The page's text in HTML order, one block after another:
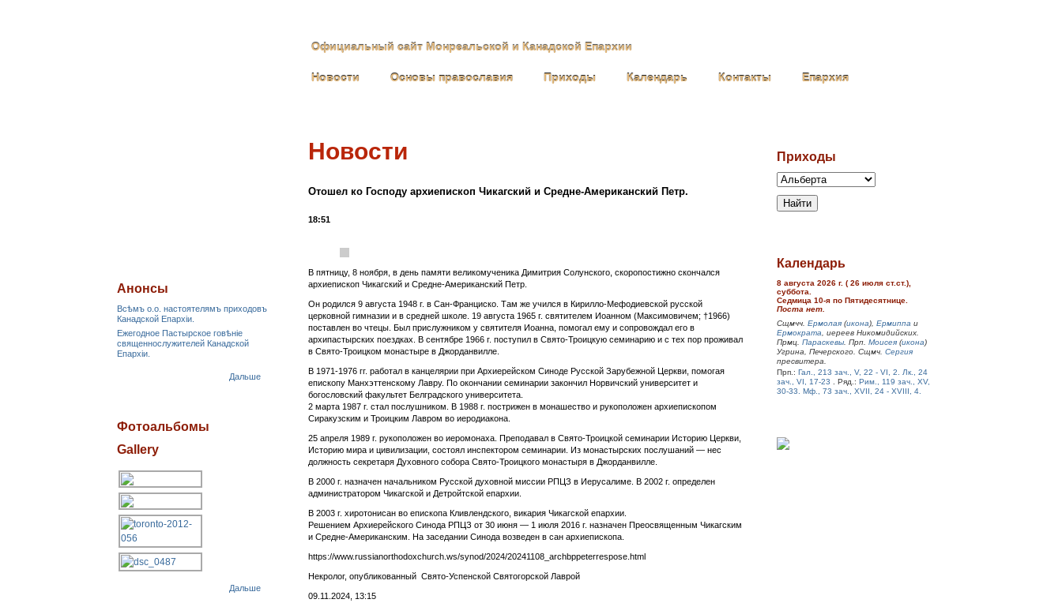
Официальный сайт Монреальской и Канадской Епархии
Новости Основы православия Приходы Календарь Контакты Епархия
Приходы
Календарь
8 августа 2026 г. ( 26 июля ст.ст.),
суббота.
Седмица 10-я по Пятидесятнице.
Поста нет.
Сщмчч. Ермолая (икона), Ермиппа и
Ермократа , иереев Никомидийских.
Прмц. Параскевы . Прп. Моисея (икона)
Угрина, Печерского. Сщмч. Сергия
пресвитера.
Прп.: Гал., 213 зач., V, 22 - VI, 2.
Лк., 24
зач., VI, 17-23
. Ряд.: Рим., 119 зач., XV,
30-33.
Мф., 73 зач., XVII, 24 - XVIII, 4.
Новости
Отошел ко Господу архиепископ Чикагский и Средне-Американский Петр.
18:51
В пятницу, 8 ноября, в день памяти великомученика Димитрия Солунского, скоропостижно скончался
архиепископ Чикагский и Средне-Американский Петр.
Он родился 9 августа 1948 г. в Сан-Франциско. Там же учился в Кирилло-Мефодиевской русской
церковной гимназии и в средней школе. 19 августа 1965 г. святителем Иоанном (Максимовичем; †1966)
поставлен во чтецы. Был прислужником у святителя Иоанна, помогал ему и сопровождал его в
архипастырских поездках. В сентябре 1966 г. поступил в Свято-Троицкую семинарию и с тех пор проживал
в Свято-Троицком монастыре в Джорданвилле.
В 1971-1976 гг. работал в канцелярии при Архиерейском Синоде Русской Зарубежной Церкви, помогая
епископу Манхэттенскому Лавру. По окончании семинарии закончил Норвичский университет и
богословский факультет Белградского университета.
2 марта 1987 г. стал послушником. В 1988 г. пострижен в монашество и рукоположен архиепископом
Сиракузским и Троицким Лавром во иеродиакона.
25 апреля 1989 г. рукоположен во иеромонаха. Преподавал в Свято-Троицкой семинарии Историю Церкви,
Историю мира и цивилизации, состоял инспектором семинарии. Из монастырских послушаний — нес
должность секретаря Духовного собора Свято-Троицкого монастыря в Джорданвилле.
В 2000 г. назначен начальником Русской духовной миссии РПЦЗ в Иерусалиме. В 2002 г. определен
администратором Чикагской и Детройтской епархии.
В 2003 г. хиротонисан во епископа Кливлендского, викария Чикагской епархии.
Решением Архиерейского Синода РПЦЗ от 30 июня — 1 июля 2016 г. назначен Преосвященным Чикагским
и Средне-Американским. На заседании Синода возведен в сан архиепископа.
https://www.russianorthodoxchurch.ws/synod/2024/20241108_archbppeterrespose.html
Некролог, опубликованный Свято-Успенской Святогорской Лаврой
09.11.2024, 13:15
Анонсы
Всѣмъ о.о. настоятелямъ приходовъ
Канадской Епархiи.
Ежегодное Пастырское говѣніе
священнослужителей Канадской
Епархіи.
Дальше
Фотоальбомы
Gallery
Дальше